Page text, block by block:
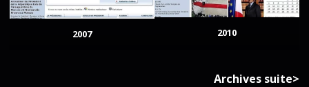
2007 2010
Archives suite>